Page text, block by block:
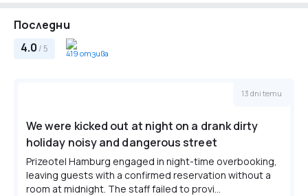
Закуската за деца на възраст между 6 и 12 години е на
стойност 5 EUR на ден.
Последни
4.0 / 5 419 отзива
13 dni temu
We were kicked out at night on a drank dirty
holiday noisy and dangerous street
Prizeotel Hamburg engaged in night-time overbooking,
leaving guests with a confirmed reservation without a
room at midnight. The staff failed to provi...